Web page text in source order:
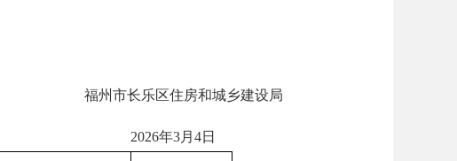
乡建设局
4日